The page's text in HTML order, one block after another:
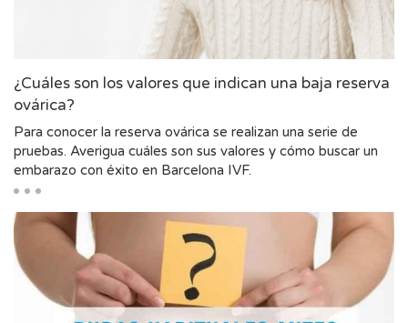
¿Cuáles son los valores que indican una baja reserva
ovárica?
Para conocer la reserva ovárica se realizan una serie de
pruebas. Averigua cuáles son sus valores y cómo buscar un
embarazo con éxito en Barcelona IVF.